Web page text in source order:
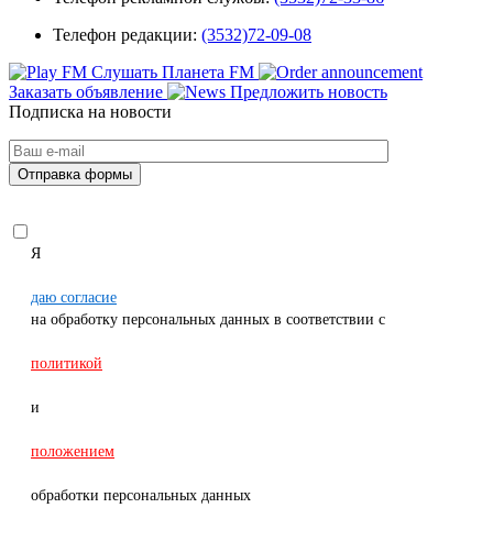
Телефон редакции: (3532)72-09-08
Слушать Планета FM
Заказать объявление
Предложить новость
Подписка на новости
Я
даю согласие
на обработку персональных данных в соответствии с
политикой
и
положением
обработки персональных данных